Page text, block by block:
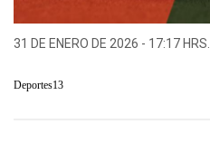
31 DE ENERO DE 2026 - 17:17 HRS.
Deportes13